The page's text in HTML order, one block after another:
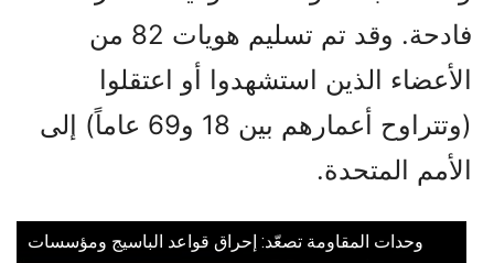
فادحة. وقد تم تسليم هويات 82 من
الأعضاء الذين استشهدوا أو اعتقلوا
(وتتراوح أعمارهم بين 18 و69 عاماً) إلى
الأمم المتحدة.
وحدات المقاومة تصعّد: إحراق قواعد الباسيج ومؤسسات